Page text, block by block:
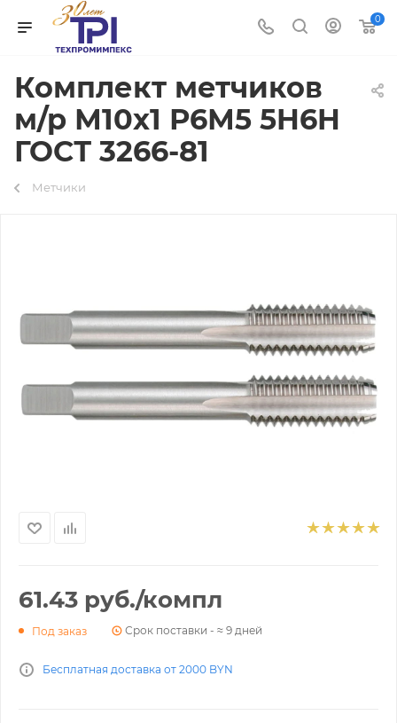
0
Комплект метчиков
м/р М10х1 Р6М5 5H6H
ГОСТ 3266-81
Метчики
61.43 руб./компл
Под заказ Срок поставки - ≈ 9 дней
Бесплатная доставка от 2000 BYN